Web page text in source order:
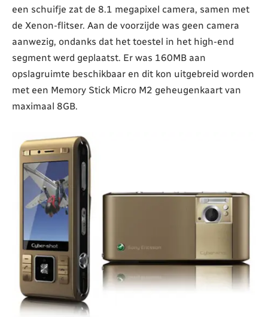
een schuifje zat de 8.1 megapixel camera, samen met
de Xenon-flitser. Aan de voorzijde was geen camera
aanwezig, ondanks dat het toestel in het high-end
segment werd geplaatst. Er was 160MB aan
opslagruimte beschikbaar en dit kon uitgebreid worden
met een Memory Stick Micro M2 geheugenkaart van
maximaal 8GB.